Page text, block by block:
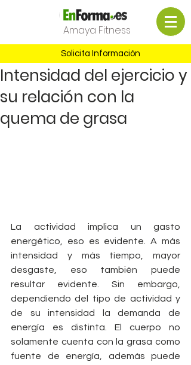
Amaya Fitness
Solicita Información
Intensidad del ejercicio y
su relación con la
quema de grasa
La actividad implica un gasto
energético, eso es evidente. A más
intensidad y más tiempo, mayor
desgaste, eso también puede
resultar evidente. Sin embargo,
dependiendo del tipo de actividad y
de su intensidad la demanda de
energía es distinta. El cuerpo no
solamente cuenta con la grasa como
fuente de energía, además puede